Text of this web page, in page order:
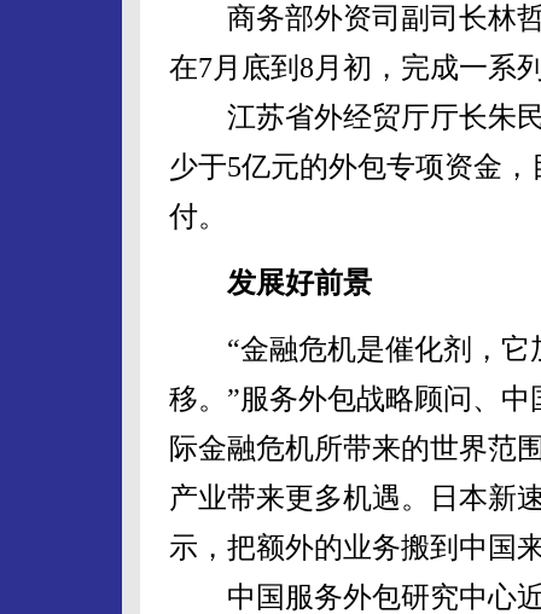
商务部外资司副司长林哲
在7月底到8月初，完成一系
江苏省外经贸厅厅长朱民
少于5亿元的外包专项资金
付。
发展好前景
“金融危机是催化剂，它
移。”服务外包战略顾问、
际金融危机所带来的世界范
产业带来更多机遇。日本新
示，把额外的业务搬到中国
中国服务外包研究中心近